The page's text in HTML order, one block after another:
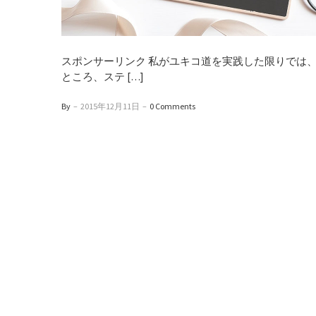
スポンサーリンク 私がユキコ道を実践した限りでは
ところ、ステ […]
By – 2015年12月11日 – 0 Comments